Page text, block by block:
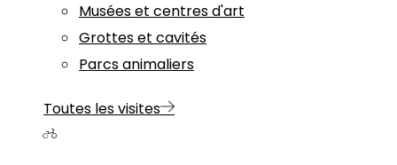
Musées et centres d'art
Grottes et cavités
Parcs animaliers
Toutes les visites